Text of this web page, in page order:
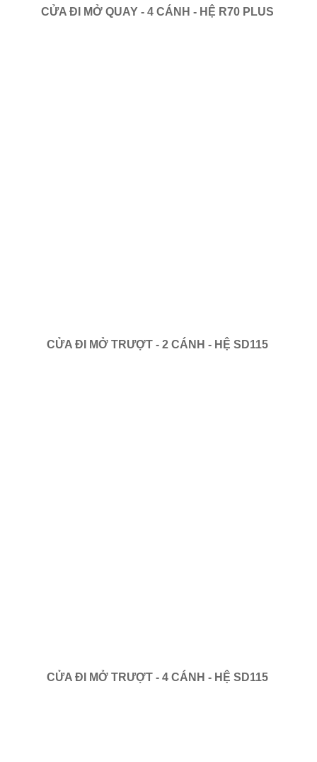
CỬA ĐI MỞ QUAY - 4 CÁNH - HỆ R70 PLUS
CỬA ĐI MỞ TRƯỢT - 2 CÁNH - HỆ SD115
CỬA ĐI MỞ TRƯỢT - 4 CÁNH - HỆ SD115